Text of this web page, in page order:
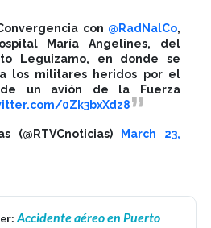
con @RadNalCo,
María Angelines, del
Leguizamo, en donde se
los militares heridos por el
un avión de la Fuerza
0Zk3bxXdz8
(@RTVCnoticias)
March 23,
Accidente aéreo en Puerto